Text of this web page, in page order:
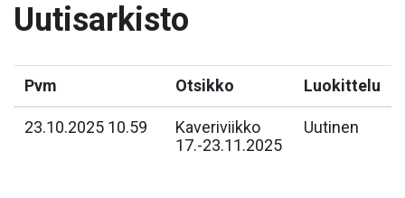
Uutisarkisto
Pvm Otsikko Luokittelu
23.10.2025 10.59
Kaveriviikko
17.-23.11.2025
Uutinen